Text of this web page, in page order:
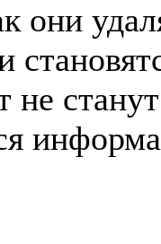
они
не